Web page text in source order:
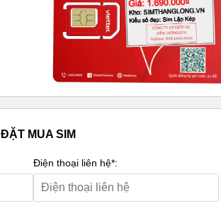
ĐẶT MUA SIM
Điện thoại liên hệ*: